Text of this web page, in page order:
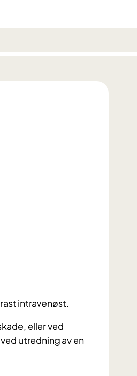
intravenøst.
eller ved
utredning av en